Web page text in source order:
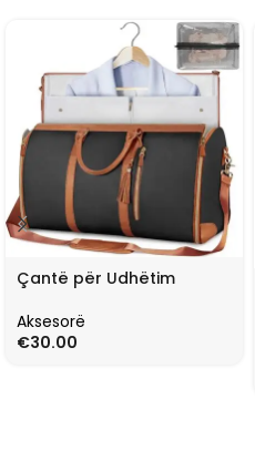
Çantë për Udhëtim
Aksesorë
€30.00